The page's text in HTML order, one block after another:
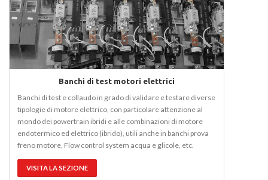
Banchi di test motori elettrici
Banchi di test e collaudo in grado di validare e testare diverse
tipologie di motore elettrico, con particolare attenzione al
mondo dei powertrain ibridi e alle combinazioni di motore
endotermico ed elettrico (ibrido), utili anche in banchi prova
freno motore, Flow control system acqua e glicole, etc.
VISITA LA SEZIONE